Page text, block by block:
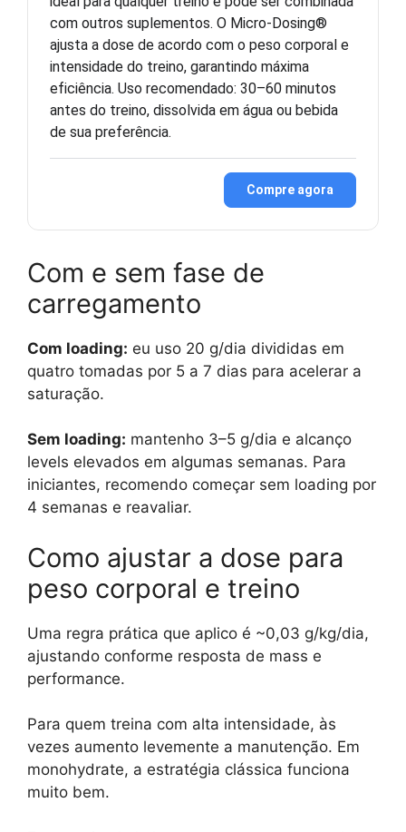
com outros suplementos. O Micro-Dosing®
ajusta a dose de acordo com o peso corporal e
intensidade do treino, garantindo máxima
eficiência. Uso recomendado: 30–60 minutos
antes do treino, dissolvida em água ou bebida
de sua preferência.
Compre agora
Com e sem fase de
carregamento
Com loading: eu uso 20 g/dia divididas em
quatro tomadas por 5 a 7 dias para acelerar a
saturação.
Sem loading: mantenho 3–5 g/dia e alcanço
levels elevados em algumas semanas. Para
iniciantes, recomendo começar sem loading por
4 semanas e reavaliar.
Como ajustar a dose para
peso corporal e treino
Uma regra prática que aplico é ~0,03 g/kg/dia,
ajustando conforme resposta de mass e
performance.
Para quem treina com alta intensidade, às
vezes aumento levemente a manutenção. Em
monohydrate, a estratégia clássica funciona
muito bem.